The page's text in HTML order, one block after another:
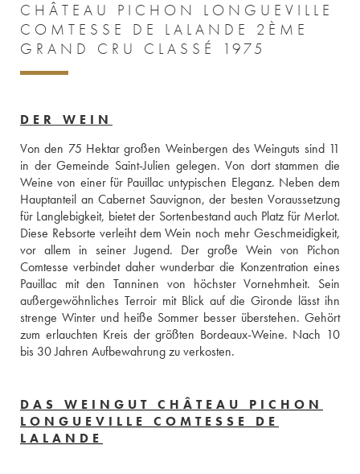
CHÂTEAU PICHON LONGUEVILLE
COMTESSE DE LALANDE 2ÈME
GRAND CRU CLASSÉ 1975
DER WEIN
Von den 75 Hektar großen Weinbergen des Weinguts sind 11
in der Gemeinde Saint-Julien gelegen. Von dort stammen die
Weine von einer für Pauillac untypischen Eleganz. Neben dem
Hauptanteil an Cabernet Sauvignon, der besten Voraussetzung
für Langlebigkeit, bietet der Sortenbestand auch Platz für Merlot.
Diese Rebsorte verleiht dem Wein noch mehr Geschmeidigkeit,
vor allem in seiner Jugend. Der große Wein von Pichon
Comtesse verbindet daher wunderbar die Konzentration eines
Pauillac mit den Tanninen von höchster Vornehmheit. Sein
außergewöhnliches Terroir mit Blick auf die Gironde lässt ihn
strenge Winter und heiße Sommer besser überstehen. Gehört
zum erlauchten Kreis der größten Bordeaux-Weine. Nach 10
bis 30 Jahren Aufbewahrung zu verkosten.
DAS WEINGUT CHÂTEAU PICHON
LONGUEVILLE COMTESSE DE
LALANDE